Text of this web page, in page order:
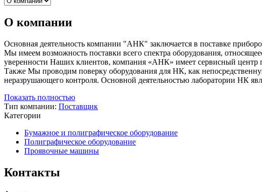
О компании
Основная деятельность компании "АНК" заключается в поставке
Мы имеем возможность поставки всего спектра оборудования,
уверенности Наших клиентов, компания «АНК» имеет сервисный центр
Также Мы проводим поверку оборудования для НК, как
неразрушающего контроля. Основной деятельностью лаборатории НК
Показать полностью
Тип компании: Поставщик
Категории
Бумажное и полиграфическое оборудование
Полиграфическое оборудование
Проявочные машины
Контакты